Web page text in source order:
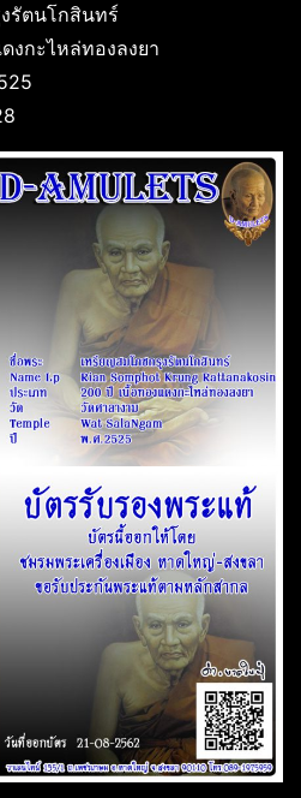
รัตนโกสินทร์
งกะไหล่ทองลงยา